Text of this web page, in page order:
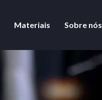
Materiais Sobre nós